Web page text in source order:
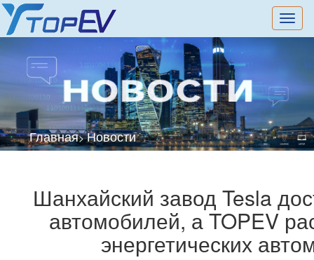
切
换
Главная>Новости
Шанхайский завод Tesla
автомобилей, а TOPEV
энергетических